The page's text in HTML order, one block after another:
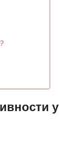
у